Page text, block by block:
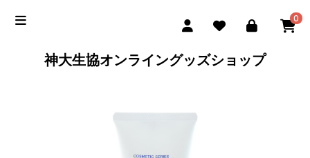
0
神大生協オンライングッズショップ